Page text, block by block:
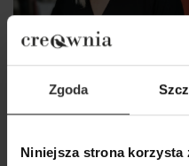
Zgoda
Niniejsza strona korzysta